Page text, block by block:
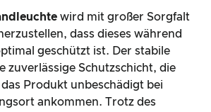
wird mit großer Sorgfalt
dass dieses während
geschützt ist. Der stabile
zuverlässige Schutzschicht, die
Produkt unbeschädigt bei
ankommen. Trotz des